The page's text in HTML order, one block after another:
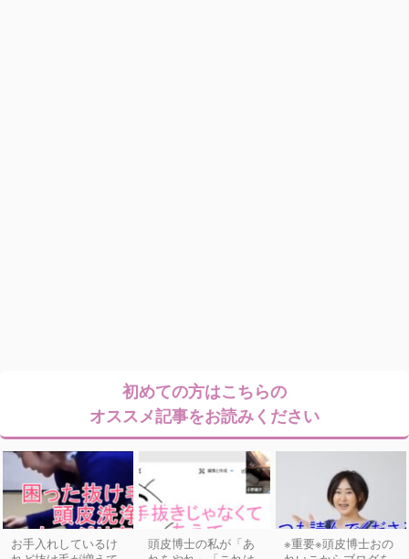
初めての方はこちらの
オススメ記事をお読みください
お手入れしているけ
頭皮博士の私が「あ
※重要※頭皮博士おの